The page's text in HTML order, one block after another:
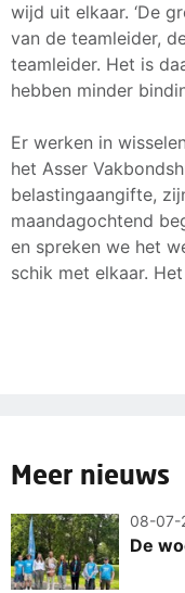
wijd uit elkaar. ‘De
van de teamleider,
teamleider. Het is
hebben minder
Er werken in
het Asser
belastingaangifte,
maandagochtend
en spreken we het
schik met elkaar.
Meer nieuws
08-07-
De